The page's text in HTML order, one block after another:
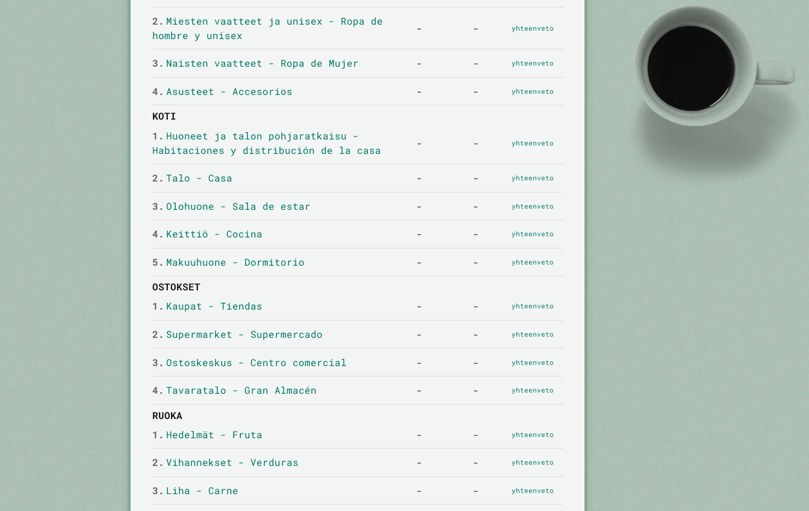
2. Miesten vaatteet ja unisex - Ropa de
hombre y unisex
- - yhteenveto
3. Naisten vaatteet - Ropa de Mujer - - yhteenveto
4. Asusteet - Accesorios - - yhteenveto
KOTI
1. Huoneet ja talon pohjaratkaisu -
Habitaciones y distribución de la casa
- - yhteenveto
2. Talo - Casa - - yhteenveto
3. Olohuone - Sala de estar - - yhteenveto
4. Keittiö - Cocina - - yhteenveto
5. Makuuhuone - Dormitorio - - yhteenveto
OSTOKSET
1. Kaupat - Tiendas - - yhteenveto
2. Supermarket - Supermercado - - yhteenveto
3. Ostoskeskus - Centro comercial - - yhteenveto
4. Tavaratalo - Gran Almacén - - yhteenveto
RUOKA
1. Hedelmät - Fruta - - yhteenveto
2. Vihannekset - Verduras - - yhteenveto
3. Liha - Carne - - yhteenveto